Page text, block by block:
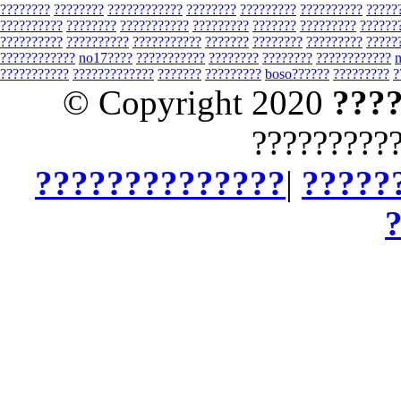
???????? ???????? ???????????? ???????? ????????? ??????????
?????????? ???????? ??????????? ????????? ??????? ?????????
?????????? ?????????? ??????????? ??????? ???????? ?????????
???????????? no17???? ??????????? ???????? ???????? ????????????
??????????? ????????????? ??????? ????????? boso?????? ?????????
© Copyright 2020
??????????????|